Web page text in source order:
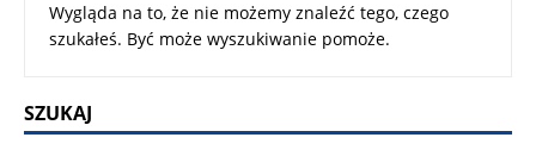
Wygląda na to, że nie możemy znaleźć tego, czego
szukałeś. Być może wyszukiwanie pomoże.
SZUKAJ